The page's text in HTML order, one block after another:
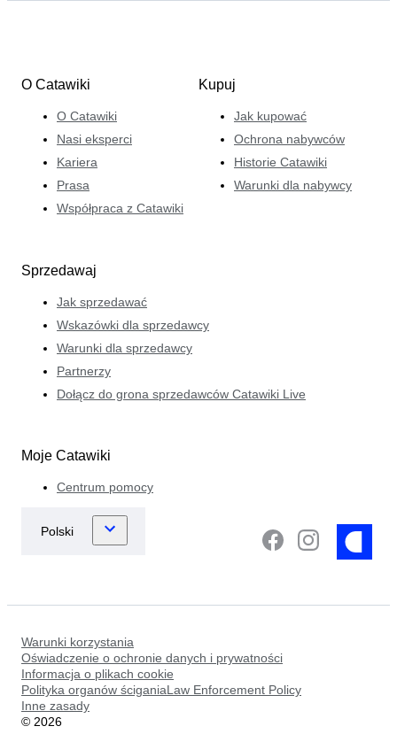
O Catawiki
O Catawiki
Nasi eksperci
Kariera
Prasa
Współpraca z Catawiki
Kupuj
Jak kupować
Ochrona nabywców
Historie Catawiki
Warunki dla nabywcy
Sprzedawaj
Jak sprzedawać
Wskazówki dla sprzedawcy
Warunki dla sprzedawcy
Partnerzy
Dołącz do grona sprzedawców Catawiki Live
Moje Catawiki
Centrum pomocy
Warunki korzystania
Oświadczenie o ochronie danych i prywatności
Informacja o plikach cookie
Polityka organów ściganiaLaw Enforcement Policy
Inne zasady
© 2026